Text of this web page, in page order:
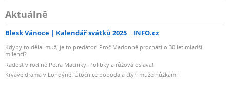
Aktuálně
Blesk Vánoce Kalendář svátků 2025 INFO.cz
Kdyby to dělal muž, je to predátor! Proč Madonně prochází o 30 let mladší
milenci?
Radost v rodině Petra Macinky: Polibky a růžová oslava!
Krvavé drama v Londýně: Útočnice pobodala čtyři muže nůžkami